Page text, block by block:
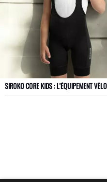
SIROKO CORE KIDS : L’ÉQUIPEMENT